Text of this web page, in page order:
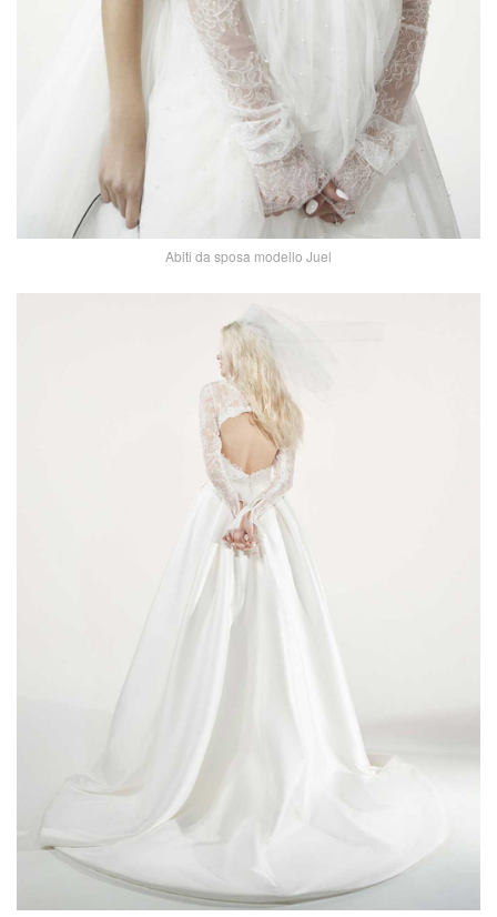
Abiti da sposa modello Juel